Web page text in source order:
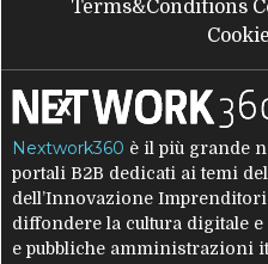
Terms&Conditions
Nextwork360 è il più grande
portali B2B dedicati ai temi
dell’Innovazione
diffondere la cultura digitale
e pubbliche amministrazioni